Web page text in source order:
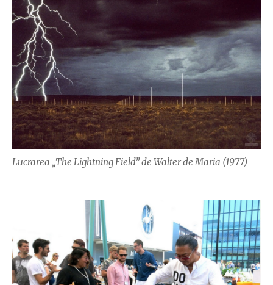
Lucrarea „The Lightning Field” de Walter de Maria (1977)